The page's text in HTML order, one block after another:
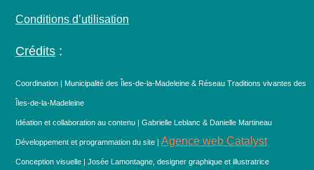
Conditions d’utilisation
Crédits :
Coordination | Municipalité des Îles-de-la-Madeleine & Réseau Traditions vivantes des
Îles-de-la-Madeleine
Idéation et collaboration au contenu | Gabrielle Leblanc & Danielle Martineau
Développement et programmation du site | Agence web Catalyst
Conception visuelle | Josée Lamontagne, designer graphique et illustratrice